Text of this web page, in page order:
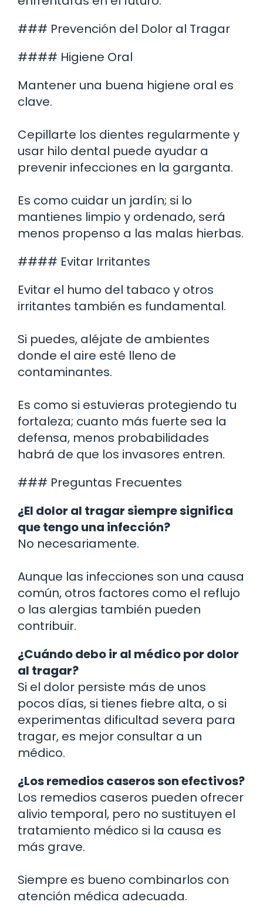
### Prevención del Dolor al Tragar
#### Higiene Oral
Mantener una buena higiene oral es
clave.
Cepillarte los dientes regularmente y
usar hilo dental puede ayudar a
prevenir infecciones en la garganta.
Es como cuidar un jardín; si lo
mantienes limpio y ordenado, será
menos propenso a las malas hierbas.
#### Evitar Irritantes
Evitar el humo del tabaco y otros
irritantes también es fundamental.
Si puedes, aléjate de ambientes
donde el aire esté lleno de
contaminantes.
Es como si estuvieras protegiendo tu
fortaleza; cuanto más fuerte sea la
defensa, menos probabilidades
habrá de que los invasores entren.
### Preguntas Frecuentes
¿El dolor al tragar siempre significa
que tengo una infección?
No necesariamente.
Aunque las infecciones son una causa
común, otros factores como el reflujo
o las alergias también pueden
contribuir.
¿Cuándo debo ir al médico por dolor
al tragar?
Si el dolor persiste más de unos
pocos días, si tienes fiebre alta, o si
experimentas dificultad severa para
tragar, es mejor consultar a un
médico.
¿Los remedios caseros son efectivos?
Los remedios caseros pueden ofrecer
alivio temporal, pero no sustituyen el
tratamiento médico si la causa es
más grave.
Siempre es bueno combinarlos con
atención médica adecuada.